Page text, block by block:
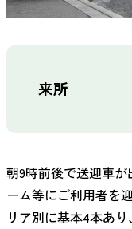
来所
朝9時前後で送迎車
ーム等にご利用者を
リア別に基本4本あ